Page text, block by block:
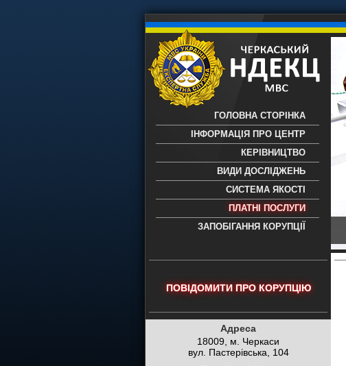
науково-дослідний експертно-
- проведення всих видів судових
експертиз
ГОЛОВНА СТОРІНКА
ІНФОРМАЦІЯ ПРО ЦЕНТР
КЕРІВНИЦТВО
ВИДИ ДОСЛІДЖЕНЬ
СИСТЕМА ЯКОСТІ
ПЛАТНІ ПОСЛУГИ
ЗАПОБІГАННЯ КОРУПЦІЇ
ПОВІДОМИТИ ПРО КОРУПЦІЮ
Адреса
18009, м. Черкаси
вул. Пастерівська, 104